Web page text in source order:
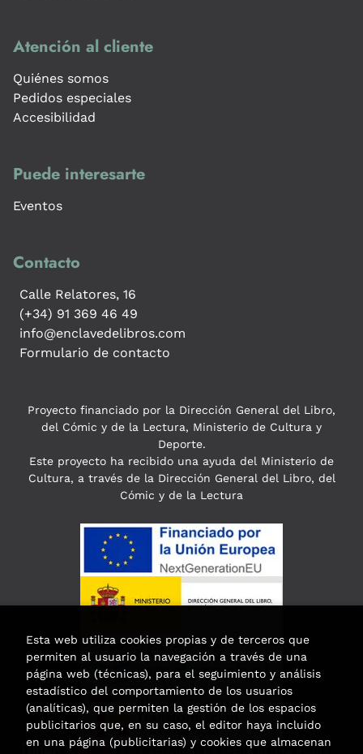
Atención al cliente
Quiénes somos
Pedidos especiales
Accesibilidad
Puede interesarte
Eventos
Contacto
Calle Relatores, 16
(+34) 91 369 46 49
info@enclavedelibros.com
Formulario de contacto
Proyecto financiado por la Dirección General del Libro,
del Cómic y de la Lectura, Ministerio de Cultura y
Deporte.
Este proyecto ha recibido una ayuda del Ministerio de
Cultura, a través de la Dirección General del Libro, del
Cómic y de la Lectura
Esta actividad ha recibido una ayuda
Esta web utiliza cookies propias y de terceros que
permiten al usuario la navegación a través de una
página web (técnicas), para el seguimiento y análisis
estadístico del comportamiento de los usuarios
(analíticas), que permiten la gestión de los espacios
publicitarios que, en su caso, el editor haya incluido
en una página (publicitarias) y cookies que almacenan